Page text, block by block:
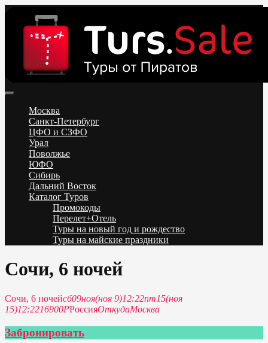
content
Низкие цены на путевки 3-7-10 ночей все включено, отдых на
море. Распродажа экскурсионных и горнолыжных туров.
Обновление каждый день. Официальный сайт Тур Сейл
Москва
Санкт-Петербург
ЦФО и СЗФО
Урал
Поволжье
ЮФО
Сибирь
Дальний Восток
Каталог Туров
Промокоды
Перелет+Отель
Туры на новый год и рождество
Туры на майские праздники
Сочи, 6 ночей
Сочи, 6 ночейсб09ноя(ноя 9)12:22пт15(ноя
15)12:2216900РРоссияОткудаМосква
Забронировать